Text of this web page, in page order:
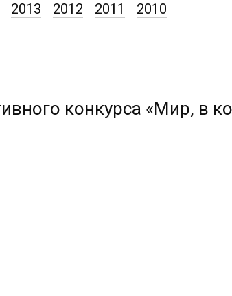
2013 2012 2011 2010
конкурса «Мир, в